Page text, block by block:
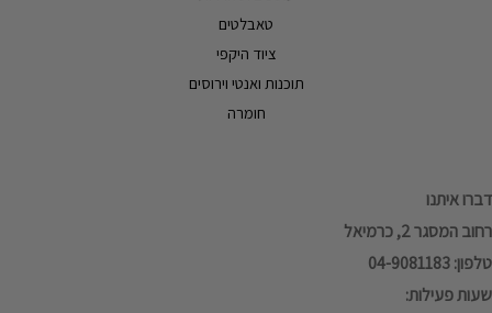
טאבלטים
ציוד היקפי
תוכנות ואנטי וירוסים
חומרה
דברו איתנו
רחוב המסגר 2, כרמיאל
טלפון: 04-9081183
שעות פעילות: